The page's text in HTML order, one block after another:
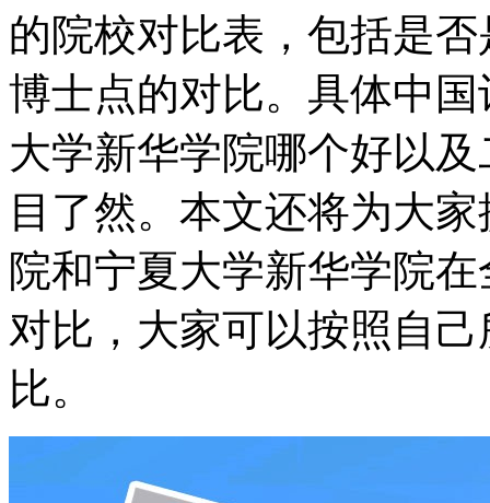
的院校对比表，包括是
博士点的对比。具体中
大学新华学院哪个好以
目了然。本文还将为大
院和宁夏大学新华学院
对比，大家可以按照自
比。